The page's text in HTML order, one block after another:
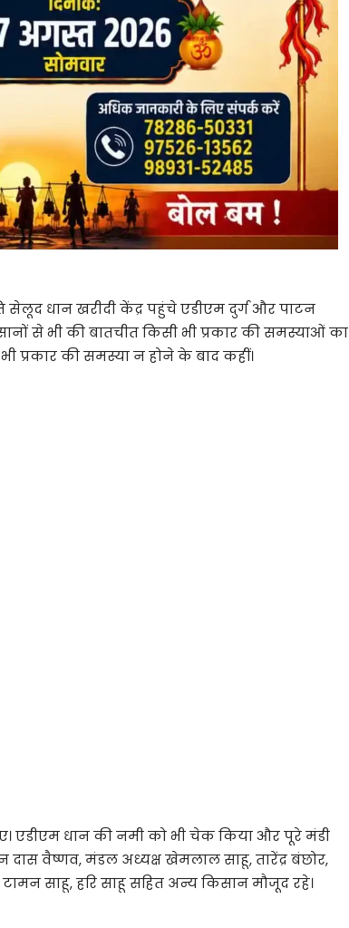
सेलूद धान खरीदी केंद्र पहुंचे एडीएम दुर्ग और पाटन
से भी की बातचीत किसी भी प्रकार की समस्याओं का
प्रकार की समस्या न होने के बाद कहीं।
एडीएम धान की नमी को भी चेक किया और पूरे मंडी
दास वैष्णव, मंडल अध्यक्ष खेमलाल साहू, तारेंद्र बंछोर,
साहू, हरि साहू सहित अन्य किसान मौजूद रहे।